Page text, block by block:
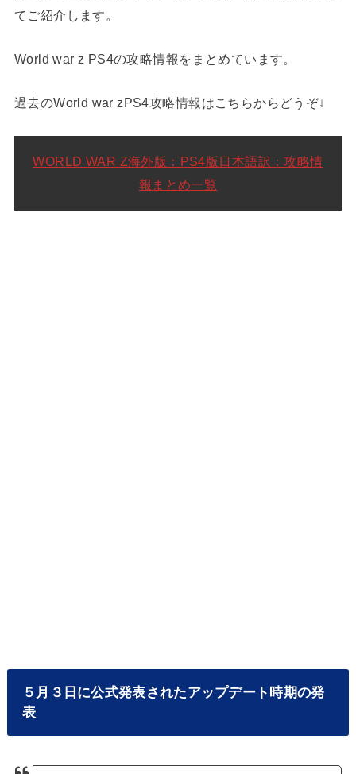
てご紹介します。
World war z PS4の攻略情報をまとめています。
過去のWorld war zPS4攻略情報はこちらからどうぞ↓
WORLD WAR Z海外版：PS4版日本語訳：攻略情
報まとめ一覧
５月３日に公式発表されたアップデート時期の発
表